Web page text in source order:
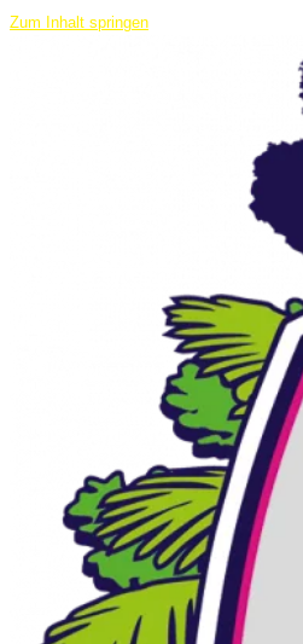
Zum Inhalt springen